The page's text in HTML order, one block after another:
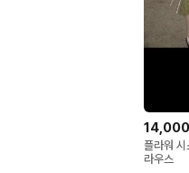
플라워
라우스